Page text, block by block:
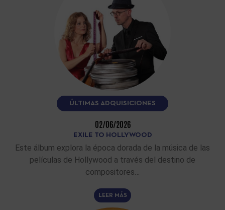
ÚLTIMAS ADQUISICIONES
02/06/2026
EXILE TO HOLLYWOOD
Este álbum explora la época dorada de la música de las
películas de Hollywood a través del destino de
compositores…
LEER MÁS